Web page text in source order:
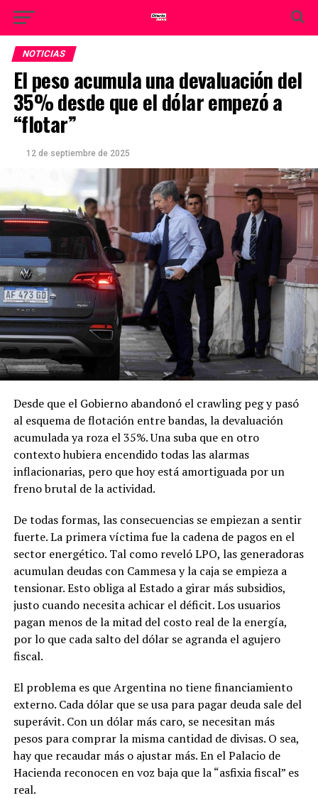
NOTICIAS
El peso acumula una devaluación del
35% desde que el dólar empezó a
“flotar”
12 de septiembre de 2025
Desde que el Gobierno abandonó el crawling peg y pasó
al esquema de flotación entre bandas, la devaluación
acumulada ya roza el 35%. Una suba que en otro
contexto hubiera encendido todas las alarmas
inflacionarias, pero que hoy está amortiguada por un
freno brutal de la actividad.
De todas formas, las consecuencias se empiezan a sentir
fuerte. La primera víctima fue la cadena de pagos en el
sector energético. Tal como reveló LPO, las generadoras
acumulan deudas con Cammesa y la caja se empieza a
tensionar. Esto obliga al Estado a girar más subsidios,
justo cuando necesita achicar el déficit. Los usuarios
pagan menos de la mitad del costo real de la energía,
por lo que cada salto del dólar se agranda el agujero
fiscal.
El problema es que Argentina no tiene financiamiento
externo. Cada dólar que se usa para pagar deuda sale del
superávit. Con un dólar más caro, se necesitan más
pesos para comprar la misma cantidad de divisas. O sea,
hay que recaudar más o ajustar más. En el Palacio de
Hacienda reconocen en voz baja que la “asfixia fiscal” es
real.